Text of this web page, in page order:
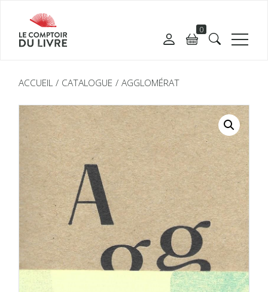
0
ACCUEIL CATALOGUE AGGLOMÉRAT